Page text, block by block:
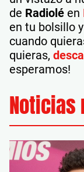
de Radiolé en
en tu bolsillo
cuando
quieras,
esperamos!
Noticias